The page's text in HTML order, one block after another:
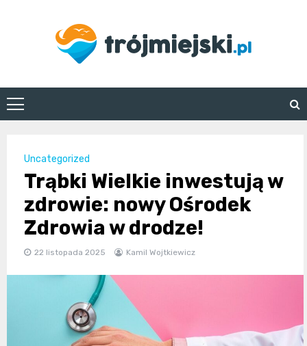
trojmiejski.pl
Uncategorized
Trąbki Wielkie inwestują w
zdrowie: nowy Ośrodek
Zdrowia w drodze!
22 listopada 2025 Kamil Wojtkiewicz